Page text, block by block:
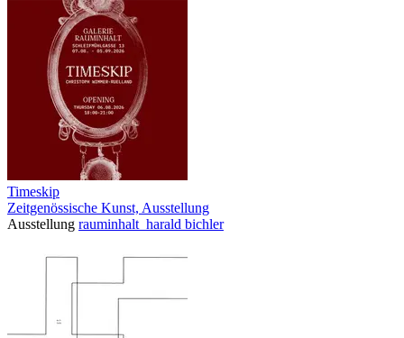
Timeskip
Zeitgenössische Kunst, Ausstellung
Ausstellung rauminhalt_harald bichler